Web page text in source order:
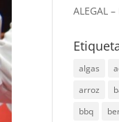
ALEGAL –
algas
arroz
bbq